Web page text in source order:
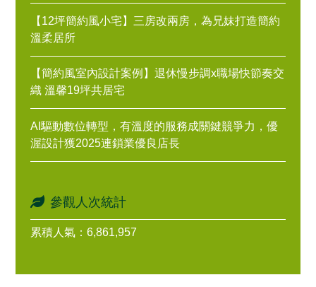
【12坪簡約風小宅】三房改兩房，為兄妹打造簡約
溫柔居所
【簡約風室內設計案例】退休慢步調x職場快節奏交
織 溫馨19坪共居宅
AI驅動數位轉型，有溫度的服務成關鍵競爭力，優
渥設計獲2025連鎖業優良店長
參觀人次統計
累積人氣：6,861,957